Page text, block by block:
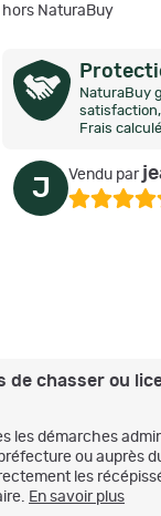
hors NaturaBuy
NaturaBuy
Frais
J Vendu par
de chasser ou
les démarches
ou auprès
les
En savoir plus